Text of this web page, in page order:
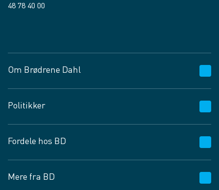
48 78 40 00
Om Brødrene Dahl
Vagttelefon 30 10 89 89
Spørgsmål og svar
Job og karriere
Fødevarekontrolrapport
Politikker
Privatlivspolitik
Cookies
Vilkår og betingelser
Fordele hos BD
BD app
Mere fra BD